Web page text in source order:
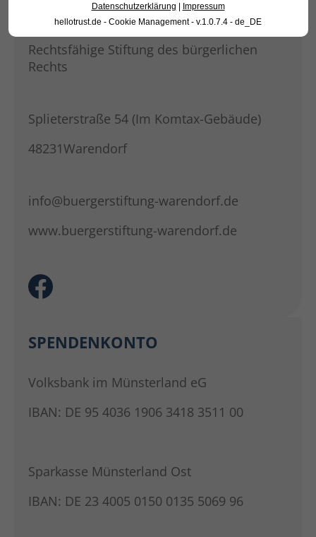
Bürgerstiftung Warendorf
Rechtsfähige Stiftung des bürgerlichen
Rechts
Splieterstraße 54 (Im Komtax-Gebäude)
48231Warendorf
info@buergerstiftung-warendorf.de
www.buergerstiftung-warendorf.de
SPENDENKONTO
Volksbank im Münsterland eG
IBAN: DE 95 4036 1906 3418 3511 00
Sparkasse Münsterland Ost
IBAN: DE 23 4005 0150 0135 5069 96
Datenschutzerklärung | Impressum
hellotrust.de - Cookie Management - v.1.0.7.4 - de_DE